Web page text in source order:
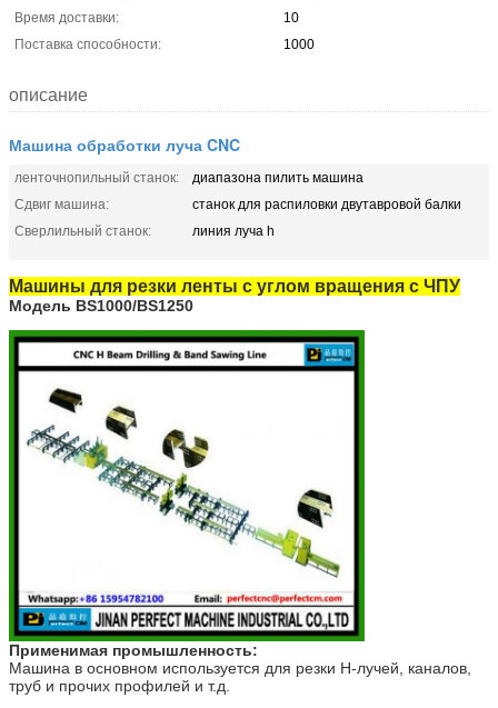
Время доставки:
10
Поставка способности:
1000
описание
Машина обработки луча CNC
ленточнопильный станок:
диапазона пилить машина
Сдвиг машина:
станок для распиловки двутавровой балки
Сверлильный станок:
линия луча h
Машины для резки ленты с углом вращения с ЧПУ
Модель BS1000/BS1250
Применимая промышленность:
Машина в основном используется для резки H-лучей, каналов,
труб и прочих профилей и т.д.